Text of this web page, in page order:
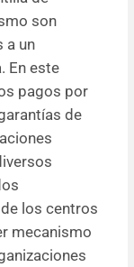
son
a un
En este
pagos por
de
los centros
mecanismo